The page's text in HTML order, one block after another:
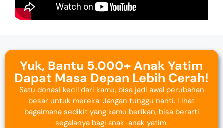
Yuk, Bantu 5.000+ Anak Yatim
Dapat Masa Depan Lebih Cerah!
Satu donasi kecil dari kamu, bisa jadi awal perubahan
besar untuk mereka. Jangan tunggu nanti. Lihat
bagaimana sedikit yang kamu berikan, bisa berarti
segalanya bagi anak-anak yatim.